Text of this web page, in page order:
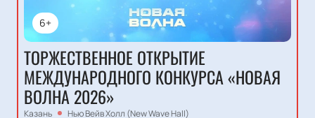
6+
ТОРЖЕСТВЕННОЕ ОТКРЫТИЕ
МЕЖДУНАРОДНОГО КОНКУРСА «НОВАЯ
ВОЛНА 2026»
Казань Нью Вейв Холл (New Wave Hall)